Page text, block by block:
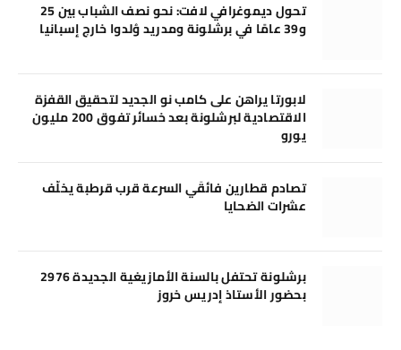
تحول ديموغرافي لافت: نحو نصف الشباب بين 25
و39 عامًا في برشلونة ومدريد وُلدوا خارج إسبانيا
لابورتا يراهن على كامب نو الجديد لتحقيق القفزة
الاقتصادية لبرشلونة بعد خسائر تفوق 200 مليون
يورو
تصادم قطارين فائقَي السرعة قرب قرطبة يخلّف
عشرات الضحايا
برشلونة تحتفل بالسنة الأمازيغية الجديدة 2976
بحضور الأستاذ إدريس خروز